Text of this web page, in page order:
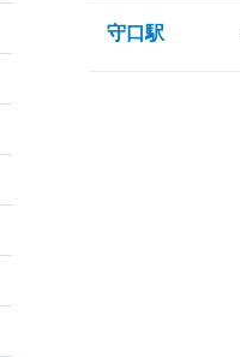
守口駅